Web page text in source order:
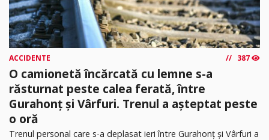
ACCIDENTE 387
O camionetă încărcată cu lemne s-a
răsturnat peste calea ferată, între
Gurahonț și Vârfuri. Trenul a așteptat peste
o oră
Trenul personal care s-a deplasat ieri între Gurahonț și Vârfuri a